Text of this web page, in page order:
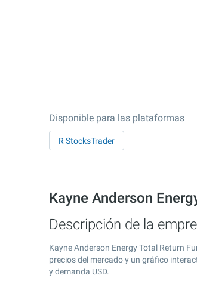
Disponible para las plataformas
R StocksTrader
Kayne Anderson
Descripción de la
Kayne Anderson Energy Total Return
precios del mercado y un gráfico
y demanda USD.